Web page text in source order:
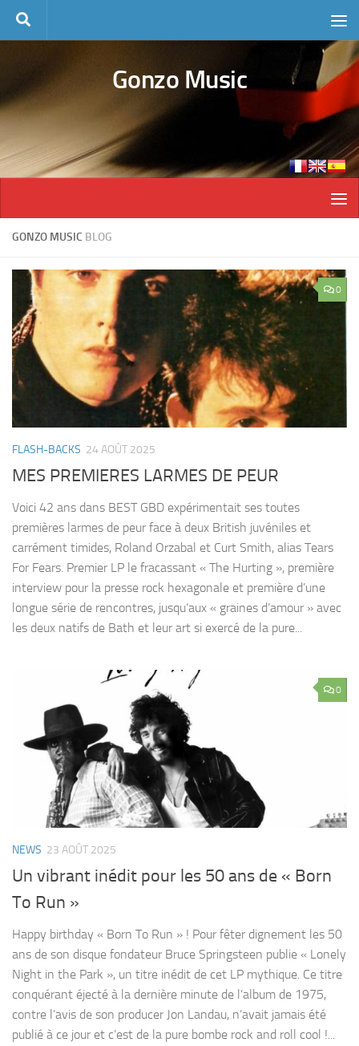
Skip to content
Gonzo Music
GONZO MUSIC BLOG
0
FLASH-BACKS 24 AOÛT 2025
MES PREMIERES LARMES DE PEUR
Voici 42 ans dans BEST GBD expérimentait ses toutes
premières larmes de peur face à deux British juvéniles et
carrément timides, Roland Orzabal et Curt Smith, alias Tears
For Fears. Premier LP le fracassant « The Hurting », première
interview pour la presse rock hexagonale et première d’une
longue série de rencontres, jusqu’aux « graines d’amour » avec
les deux natifs de Bath et leur art si exercé de la pure...
0
NEWS 23 AOÛT 2025
Un vibrant inédit pour les 50 ans de « Born
To Run »
Happy birthday « Born To Run » ! Pour fêter dignement les 50
ans de son disque fondateur Bruce Springsteen publie « Lonely
Night in the Park », un titre inédit de cet LP mythique. Ce titre
conquérant éjecté à la dernière minute de l’album de 1975,
contre l’avis de son producer Jon Landau, n’avait jamais été
publié à ce jour et c’est de la pure bombe rock and roll cool !...